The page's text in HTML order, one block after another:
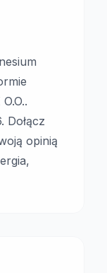
Dołącz
opinią